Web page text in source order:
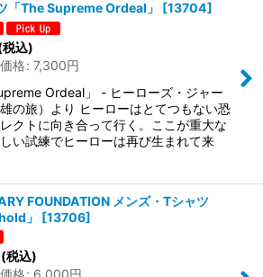
「The Supreme Ordeal」 [13704]
税込)
格: 7,300円
Ordeal」 - ヒーローズ・ジャー
の旅）より ヒーローはとてつもない恐
クトに向き合って行く。ここが重大な
い試練でヒーローは再び生まれて来
FOUNDATION メンズ・Tシャツ
」
[13706]
(税込)